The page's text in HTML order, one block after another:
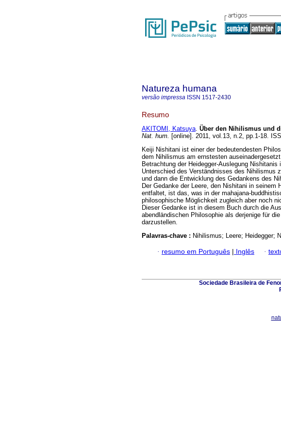
Natureza humana
versão impressa ISSN 1517-2430
Resumo
AKITOMI, Katsuya. Über den Nihilismus und
Nat. hum. [online]. 2011, vol.13, n.2, pp.1-18.
Keiji Nishitani ist einer der bedeutendesten
dem Nihilismus am ernstesten
Betrachtung der Heidegger-Auslegung
Unterschied des Verständnisses des Nihilismus
und dann die Entwicklung des Gedankens des
Der Gedanke der Leere, den Nishitani in seinem
entfaltet, ist das, was in der mahajana-
philosophische Möglichkeit zugleich aber noch
Dieser Gedanke ist in diesem Buch durch die
abendländischen Philosophie als derjenige für
darzustellen.
Palavras-chave : Nihilismus; Leere; Heidegger;
· resumo em Português | Inglês ·
Sociedade Brasileira de